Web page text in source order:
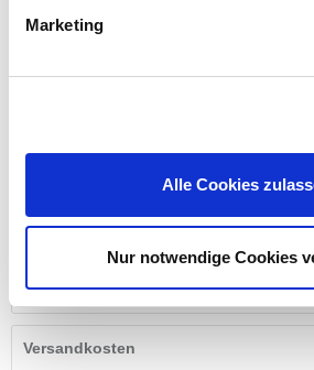
Marketing
Alle Cookies
Nur notwendige Cookies
Bewertungen
Bewertungen lesen
Versandkosten